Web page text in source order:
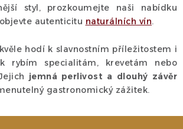
styl, prozkoumejte naši nabídku
autenticitu naturálních vín.
hodí k slavnostním příležitostem i
rybím specialitám, krevetám nebo
jemná perlivost a dlouhý závěr
gastronomický zážitek.